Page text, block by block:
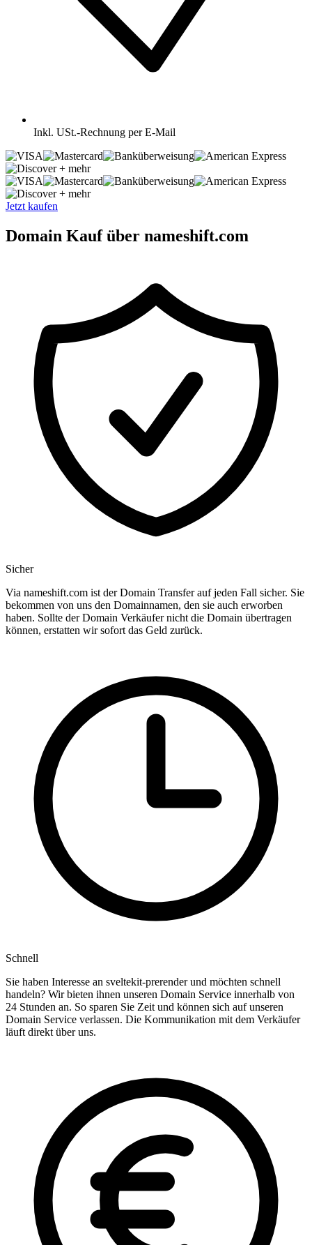
Inkl. USt.-Rechnung per E-Mail
+ mehr
+ mehr
Jetzt kaufen
Domain Kauf über nameshift.com
Sicher
Via nameshift.com ist der Domain Transfer auf jeden Fall sicher. Sie
bekommen von uns den Domainnamen, den sie auch erworben
haben. Sollte der Domain Verkäufer nicht die Domain übertragen
können, erstatten wir sofort das Geld zurück.
Schnell
Sie haben Interesse an sveltekit-prerender und möchten schnell
handeln? Wir bieten ihnen unseren Domain Service innerhalb von
24 Stunden an. So sparen Sie Zeit und können sich auf unseren
Domain Service verlassen. Die Kommunikation mit dem Verkäufer
läuft direkt über uns.